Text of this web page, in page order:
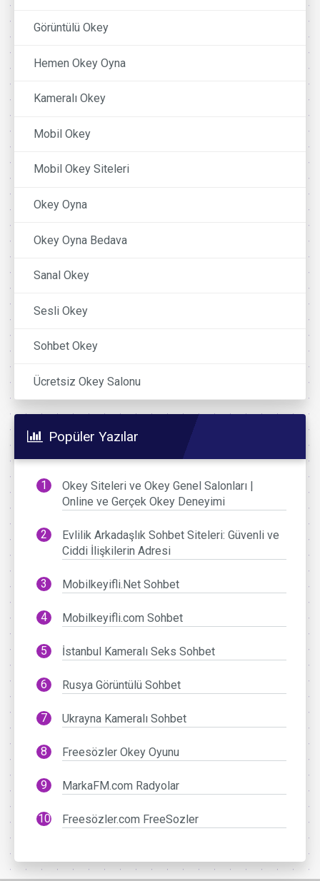
Görüntülü Okey
Hemen Okey Oyna
Kameralı Okey
Mobil Okey
Mobil Okey Siteleri
Okey Oyna
Okey Oyna Bedava
Sanal Okey
Sesli Okey
Sohbet Okey
Ücretsiz Okey Salonu
Popüler Yazılar
Okey Siteleri ve Okey Genel Salonları |
Online ve Gerçek Okey Deneyimi
Evlilik Arkadaşlık Sohbet Siteleri: Güvenli ve
Ciddi İlişkilerin Adresi
Mobilkeyifli.Net Sohbet
Mobilkeyifli.com Sohbet
İstanbul Kameralı Seks Sohbet
Rusya Görüntülü Sohbet
Ukrayna Kameralı Sohbet
Freesözler Okey Oyunu
MarkaFM.com Radyolar
Freesözler.com FreeSozler